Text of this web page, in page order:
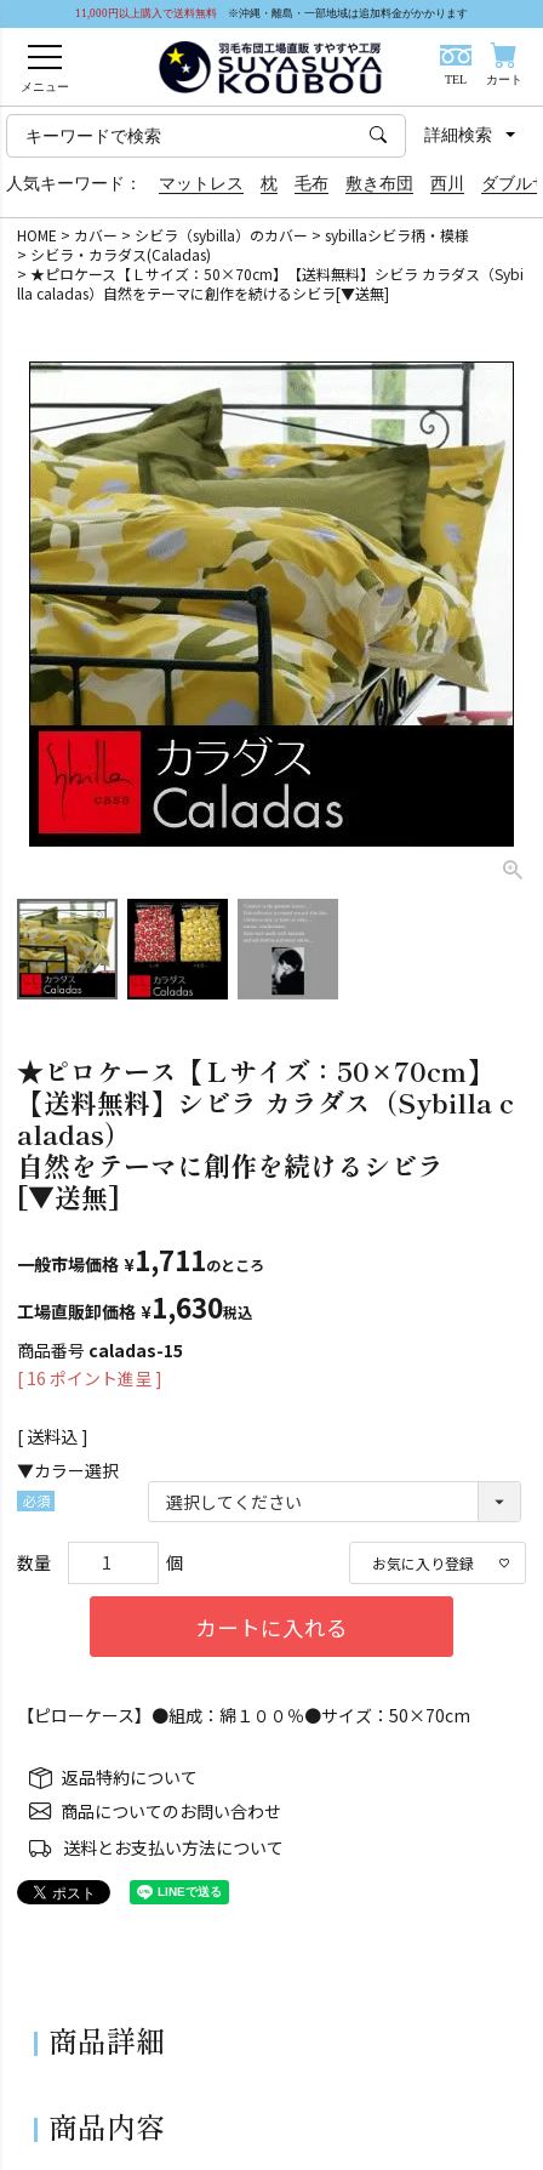
11,000円以上購入で送料無料 ※沖縄・離島・一部地域は追加料金がかかります
メニュー
TEL カート
人気キーワード： マットレス 枕 毛布 敷き布団 西川 ダブル
詳細検索
HOME カバー シビラ（sybilla）のカバー
sybillaシビラ柄・模様
シビラ・カラダス(Caladas)
★ピロケース【Ｌサイズ：50×70cm】【送料無料】シビラ カラダス（Sybi
lla caladas）自然をテーマに創作を続けるシビラ[▼送無]
★ピロケース【Ｌサイズ：50×70cm】
【送料無料】シビラ カラダス（Sybilla c
aladas）
自然をテーマに創作を続けるシビラ
[▼送無]
一般市場価格 ¥1,711のところ
工場直販卸価格 ¥1,630税込
商品番号 caladas-15
[ 16 ポイント進呈 ]
送料込
▼カラー選択
須)
お気に入り登録
カートに入れる
【ピローケース】●組成：綿１００％●サイズ：50×70cm
返品特約について
商品についてのお問い合わせ
送料とお支払い方法について
商品詳細
商品内容